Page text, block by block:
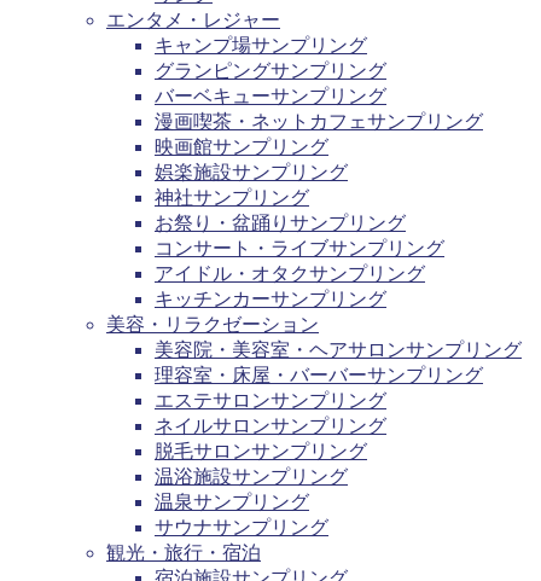
エンタメ・レジャー
キャンプ場サンプリング
グランピングサンプリング
バーベキューサンプリング
漫画喫茶・ネットカフェサンプリング
映画館サンプリング
娯楽施設サンプリング
神社サンプリング
お祭り・盆踊りサンプリング
コンサート・ライブサンプリング
アイドル・オタクサンプリング
キッチンカーサンプリング
美容・リラクゼーション
美容院・美容室・ヘアサロンサンプリング
理容室・床屋・バーバーサンプリング
エステサロンサンプリング
ネイルサロンサンプリング
脱毛サロンサンプリング
温浴施設サンプリング
温泉サンプリング
サウナサンプリング
観光・旅行・宿泊